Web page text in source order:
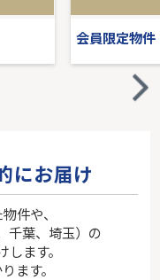
会員限定物件
にお届け
件や、
千葉、埼玉）の
ます。
ます。